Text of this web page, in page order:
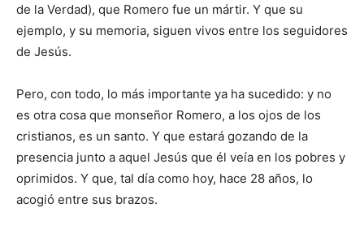
de la Verdad), que Romero fue un mártir. Y que su
ejemplo, y su memoria, siguen vivos entre los seguidores
de Jesús.
Pero, con todo, lo más importante ya ha sucedido: y no
es otra cosa que monseñor Romero, a los ojos de los
cristianos, es un santo. Y que estará gozando de la
presencia junto a aquel Jesús que él veía en los pobres y
oprimidos. Y que, tal día como hoy, hace 28 años, lo
acogió entre sus brazos.